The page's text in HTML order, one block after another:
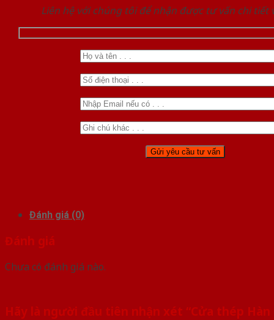
Liên hệ với chúng tôi để nhận được tư vấn chi tiết
Đánh giá (0)
Đánh giá
Chưa có đánh giá nào.
Hãy là người đầu tiên nhận xét “Cửa thép Hàn